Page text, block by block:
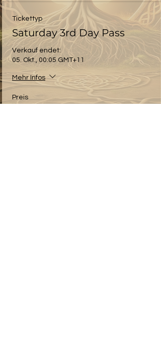
Tickettyp
Saturday 3rd Day Pass
Verkauf endet:
05. Okt., 00:05 GMT+11
Mehr Infos
Preis